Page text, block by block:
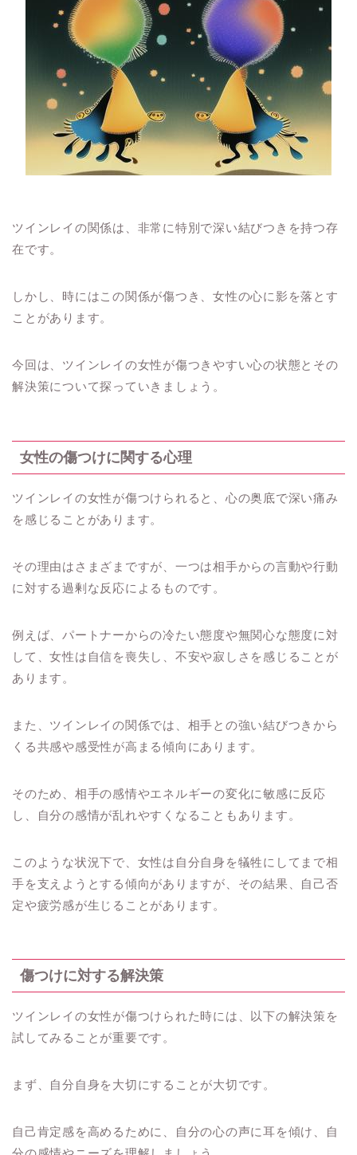
ツインレイの関係は、非常に特別で深い結びつきを持つ存
在です。
しかし、時にはこの関係が傷つき、女性の心に影を落とす
ことがあります。
今回は、ツインレイの女性が傷つきやすい心の状態とその
解決策について探っていきましょう。
女性の傷つけに関する心理
ツインレイの女性が傷つけられると、心の奥底で深い痛み
を感じることがあります。
その理由はさまざまですが、一つは相手からの言動や行動
に対する過剰な反応によるものです。
例えば、パートナーからの冷たい態度や無関心な態度に対
して、女性は自信を喪失し、不安や寂しさを感じることが
あります。
また、ツインレイの関係では、相手との強い結びつきから
くる共感や感受性が高まる傾向にあります。
そのため、相手の感情やエネルギーの変化に敏感に反応
し、自分の感情が乱れやすくなることもあります。
このような状況下で、女性は自分自身を犠牲にしてまで相
手を支えようとする傾向がありますが、その結果、自己否
定や疲労感が生じることがあります。
傷つけに対する解決策
ツインレイの女性が傷つけられた時には、以下の解決策を
試してみることが重要です。
まず、自分自身を大切にすることが大切です。
自己肯定感を高めるために、自分の心の声に耳を傾け、自